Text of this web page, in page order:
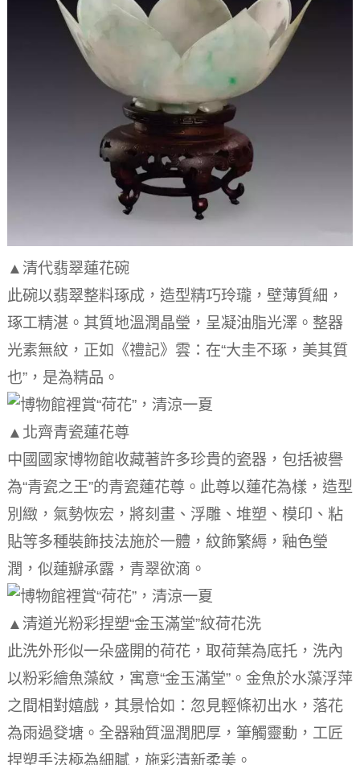
▲清代翡翠蓮花碗
此碗以翡翠整料琢成，造型精巧玲瓏，壁薄質細，
琢工精湛。 其質地溫潤晶瑩，呈凝油脂光澤。 整器
光素無紋，正如《禮記》雲：在“大圭不琢，美其質
也”，是為精品。
▲北齊青瓷蓮花尊
中國國家博物館收藏著許多珍貴的瓷器，包括被譽
為“青瓷之王”的青瓷蓮花尊。 此尊以蓮花為樣，造型
別緻，氣勢恢宏，將刻畫、浮雕、堆塑、模印、粘
貼等多種裝飾技法施於一體，紋飾繁縟，釉色瑩
潤，似蓮瓣承露，青翠欲滴。
▲清道光粉彩捏塑“金玉滿堂”紋荷花洗
此洗外形似一朵盛開的荷花，取荷葉為底托，洗內
以粉彩繪魚藻紋，寓意“金玉滿堂”。 金魚於水藻浮萍
之間相對嬉戲，其景恰如：忽見輕條初出水，落花
為雨過癹塘。 全器釉質溫潤肥厚，筆觸靈動，工匠
捏塑手法極為細膩，施彩清新柔美。